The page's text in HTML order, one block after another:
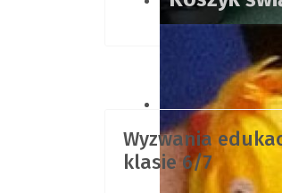
Uczennica
świętami
Wyzwania
klasie 6/7